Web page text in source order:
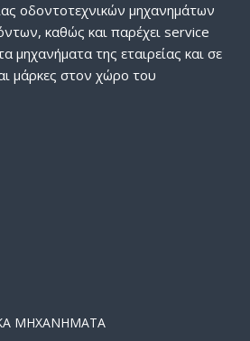
οδοντοτεχνικών μηχανημάτων
καθώς και παρέχει service
μηχανήματα της εταιρείας και σε
μάρκες στον χώρο του
ΜΗΧΑΝΗΜΑΤΑ